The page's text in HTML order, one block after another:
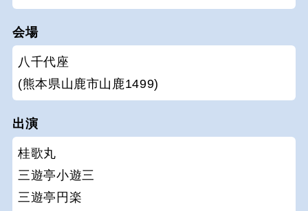
会場
八千代座
(熊本県山鹿市山鹿1499)
出演
桂歌丸
三遊亭小遊三
三遊亭円楽